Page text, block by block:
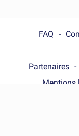
FAQ
Partenaires
Mentions